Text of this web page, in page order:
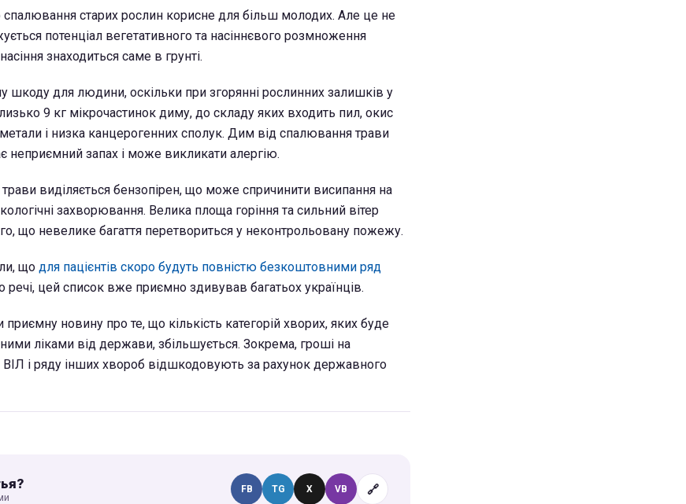
старих рослин корисне для більш молодих. Але це не
потенціал вегетативного та насіннєвого розмноження
знаходиться саме в грунті.
шкоду для людини, оскільки при згорянні рослинних залишків у
9 кг мікрочастинок диму, до складу яких входить пил, окис
і низка канцерогенних сполук. Дим від спалювання трави
неприємний запах і може викликати алергію.
трави виділяється бензопірен, що може спричинити висипання на
захворювання. Велика площа горіння та сильний вітер
що невелике багаття перетвориться у неконтрольовану пожежу.
що для пацієнтів скоро будуть повністю безкоштовними ряд
речі, цей список вже приємно здивував багатьох українців.
новину про те, що кількість категорій хворих, яких буде
ліками від держави, збільшується. Зокрема, гроші на
ВІЛ і ряду інших хвороб відшкодовують за рахунок державного
FB TG X VB 🔗